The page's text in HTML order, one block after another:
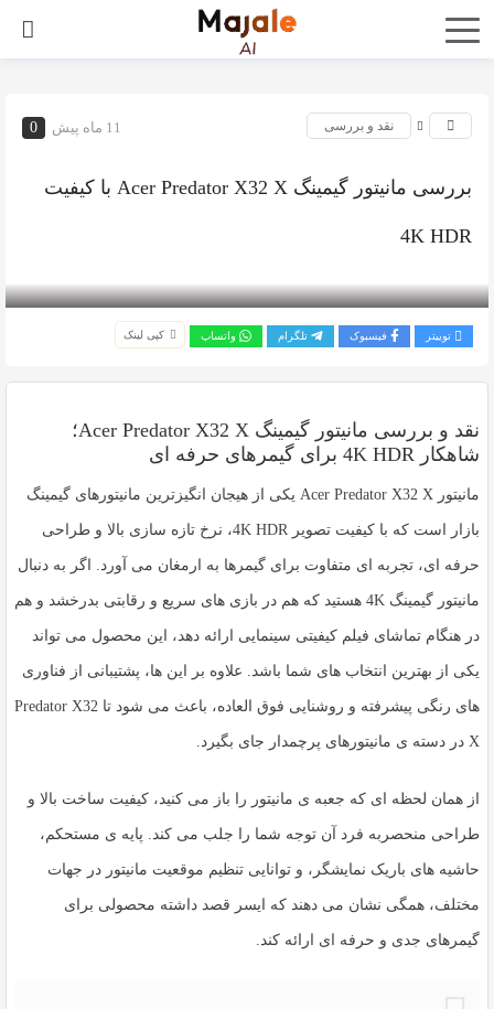
11 ماه پیش 0 نقد و بررسی
بررسی مانیتور گیمینگ Acer Predator X32 X با کیفیت
4K HDR
توییتر فیسبوک تلگرام واتساپ کپی لینک
نقد و بررسی مانیتور گیمینگ Acer Predator X32 X؛
شاهکار 4K HDR برای گیمرهای حرفه ای
مانیتور Acer Predator X32 X یکی از هیجان انگیزترین مانیتورهای گیمینگ
بازار است که با کیفیت تصویر 4K HDR، نرخ تازه سازی بالا و طراحی
حرفه ای، تجربه ای متفاوت برای گیمرها به ارمغان می آورد. اگر به دنبال
مانیتور گیمینگ 4K هستید که هم در بازی های سریع و رقابتی بدرخشد و هم
در هنگام تماشای فیلم کیفیتی سینمایی ارائه دهد، این محصول می تواند
یکی از بهترین انتخاب های شما باشد. علاوه بر این ها، پشتیبانی از فناوری
های رنگی پیشرفته و روشنایی فوق العاده، باعث می شود تا Predator X32
X در دسته ی مانیتورهای پرچمدار جای بگیرد.
از همان لحظه ای که جعبه ی مانیتور را باز می کنید، کیفیت ساخت بالا و
طراحی منحصربه فرد آن توجه شما را جلب می کند. پایه ی مستحکم،
حاشیه های باریک نمایشگر، و توانایی تنظیم موقعیت مانیتور در جهات
مختلف، همگی نشان می دهند که ایسر قصد داشته محصولی برای
گیمرهای جدی و حرفه ای ارائه کند.